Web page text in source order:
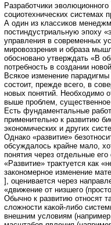
Разработчики
социотехнических системах
А один из классиков
постиндустриальную эпоху
управления в современных
мировоззрения и образа
обосновано утверждать «В
потребность в создании
Всякое изменение
состоит, прежде всего, в
новых понятий. Необходимо
выше проблем, существенное
Есть фундаментальные
применительно к развитию
экономических и других
Однако «развитие»
обсуждалось крайне мало,
понятия через отдельные его
«Развитие» трактуется как
закономерное изменение
], оценивается через
«движение от низшего
Обычно к развитию относят
сложности какой-либо
внешним условиям